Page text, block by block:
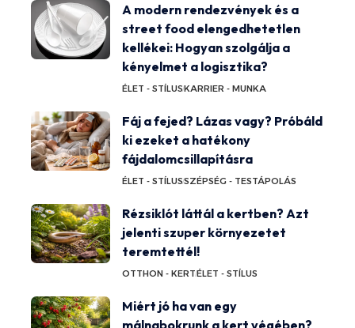
A modern rendezvények és a
street food elengedhetetlen
kellékei: Hogyan szolgálja a
kényelmet a logisztika?
ÉLET - STÍLUSKARRIER - MUNKA
Fáj a fejed? Lázas vagy? Próbáld
ki ezeket a hatékony
fájdalomcsillapításra
ÉLET - STÍLUSSZÉPSÉG - TESTÁPOLÁS
Rézsiklót láttál a kertben? Azt
jelenti szuper környezetet
teremtettél!
OTTHON - KERTÉLET - STÍLUS
Miért jó ha van egy
málnabokrunk a kert végében?